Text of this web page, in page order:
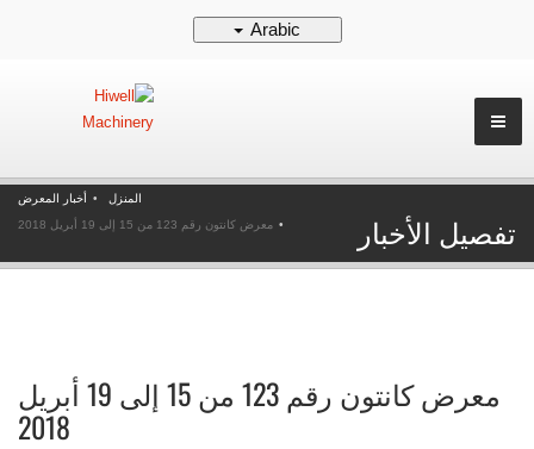
Arabic
تفصيل الأخبار
المنزل
أخبار المعرض
معرض كانتون رقم 123 من 15 إلى 19 أبريل 2018
معرض كانتون رقم 123 من 15 إلى 19 أبريل
2018